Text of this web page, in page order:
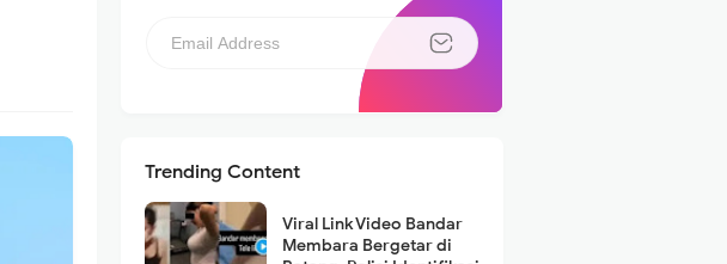
Trending Content
Viral Link Video Bandar
Membara Bergetar di